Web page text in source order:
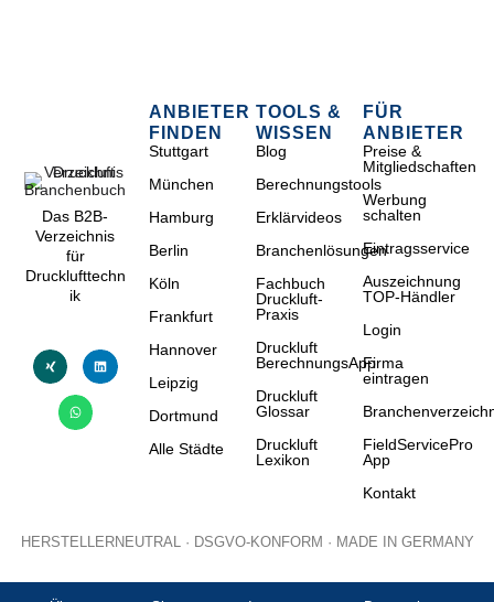
Das B2B-
Verzeichnis
für
Drucklufttechn
ik
ANBIETER
FINDEN
Stuttgart
München
Hamburg
Berlin
Köln
Frankfurt
Hannover
Leipzig
Dortmund
Alle Städte
TOOLS &
WISSEN
Blog
Berechnungstools
Erklärvideos
Branchenlösungen
Fachbuch
Druckluft-
Praxis
Druckluft
BerechnungsApp
Druckluft
Glossar
Druckluft
Lexikon
FÜR
ANBIETER
Preise &
Mitgliedschaften
Werbung
schalten
Eintragsservice
Auszeichnung
TOP-Händler
Login
Firma
eintragen
FieldServicePro
App
Kontakt
HERSTELLERNEUTRAL · DSGVO-KONFORM · MADE IN GERMANY